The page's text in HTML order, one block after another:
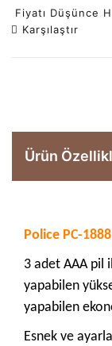
Fiyatı Düşünce
Karşılaştır
Ürün
Police PC-
3 adet AAA pil
yapabilen
yapabilen
Esnek ve